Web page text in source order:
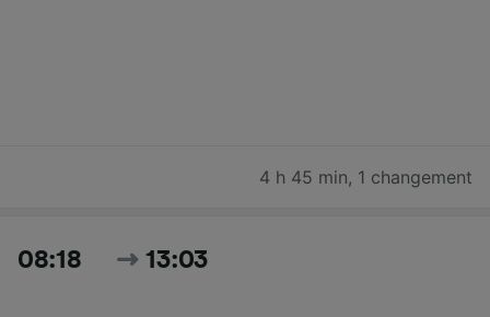
4 h 45 min, 1 changement
08:18 13:03